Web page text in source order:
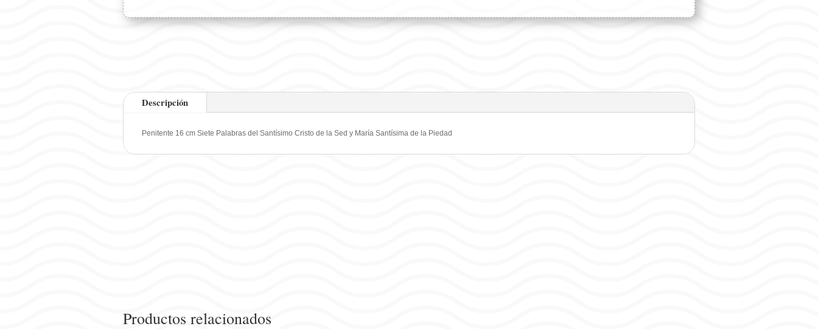
Sed
cantidad
Descripción
Penitente 16 cm Siete Palabras del Santísimo Cristo de la Sed y María Santísima de la Piedad
Productos relacionados